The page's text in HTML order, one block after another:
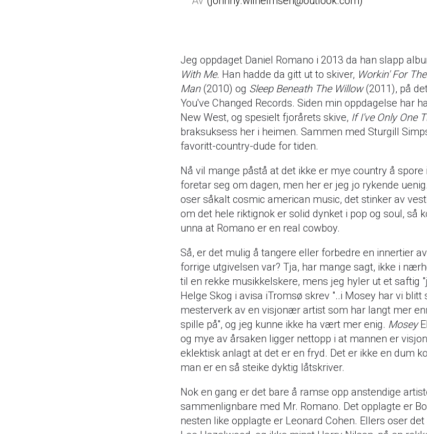
Jeg oppdaget Daniel Romano i 2013 da han slapp
With Me. Han hadde da gitt ut to skiver, Workin' For
Man (2010) og Sleep Beneath The Willow(2011), på
You've Changed Records. Siden min oppdagelse har
New West, og spesielt fjorårets skive, If I've Only One
braksuksess her i heimen. Sammen med Sturgill
favoritt-country-dude for tiden.
Nå vil mange påstå at det ikke er mye country å spore
foretar seg om dagen, men her er jeg jo rykende
oser såkalt cosmic american music, det stinker av
om det hele riktignok er solid dynket i pop og soul, så
unna at Romano er en real cowboy.
Så, er det mulig å tangere eller forbedre en innertier
forrige utgivelsen var? Tja, har mange sagt, ikke i
til en rekke musikkelskere, mens jeg hyler ut et saftig
Helge Skog i avisa iTromsø skrev "..i Mosey har vi
mesterverk av en visjonær artist som har langt mer
spille på", og jeg kunne ikke ha vært mer enig. Mosey
og mye av årsaken ligger nettopp i at mannen er
eklektisk anlagt at det er en fryd. Det er ikke en dum
man er en så steike dyktig låtskriver.
Nok en gang er det bare å ramse opp anstendige
sammenlignbare med Mr. Romano. Det opplagte er
nesten like opplagte er Leonard Cohen. Ellers oser